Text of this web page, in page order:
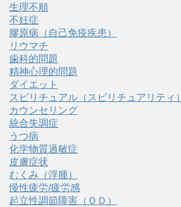
生理不順
不妊症
膠原病（自己免疫疾患）
リウマチ
歯科的問題
精神心理的問題
ダイエット
スピリチュアル（スピリチュアリティ）
カウンセリング
統合失調症
うつ病
化学物質過敏症
皮膚症状
むくみ（浮腫）
慢性疲労/疲労感
起立性調節障害（ＯＤ）